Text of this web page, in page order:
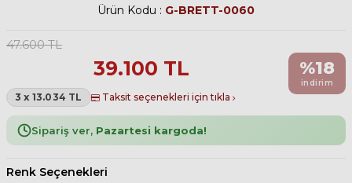
Ürün Kodu : G-BRETT-0060
47.600TL
39.100 TL
3 x 13.034 TL Taksit seçenekleri için tıkla
%18
indirim
Sipariş ver, Pazartesi kargoda!
Renk Seçenekleri